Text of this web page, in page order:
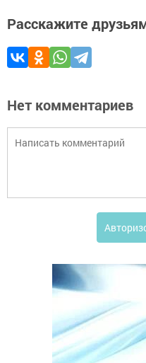
Расскажите
Нет комментариев